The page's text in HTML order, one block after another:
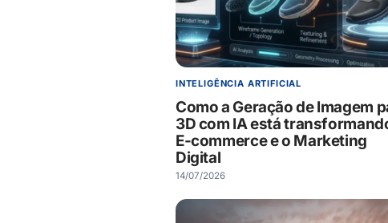
INTELIGÊNCIA ARTIFICIAL
Como a Geração de Imagem
3D com IA está
E-commerce e o Marketing
Digital
14/07/2026